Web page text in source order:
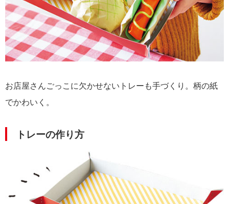
お店屋さんごっこに欠かせないトレーも手づくり。柄の紙
でかわいく。
トレーの作り方